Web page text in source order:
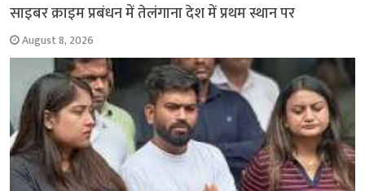
साइबर क्राइम प्रबंधन में तेलंगाना देश में प्रथम स्थान पर
August 8, 2026